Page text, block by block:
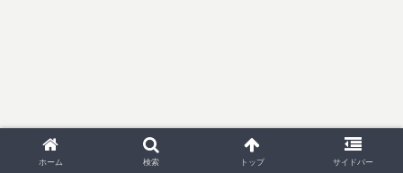
ホーム 検索 トップ サイドバー